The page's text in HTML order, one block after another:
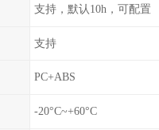
支持，默认10h，可配置
支持
PC+ABS
-20°C~+60°C